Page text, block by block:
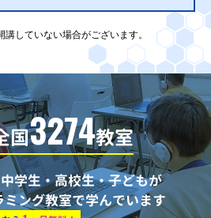
していない場合がございます。
国3274教室
学生・高校生・子どもが
ング教室で学んでいます